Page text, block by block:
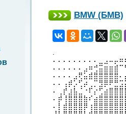
BMW (БМВ)
.